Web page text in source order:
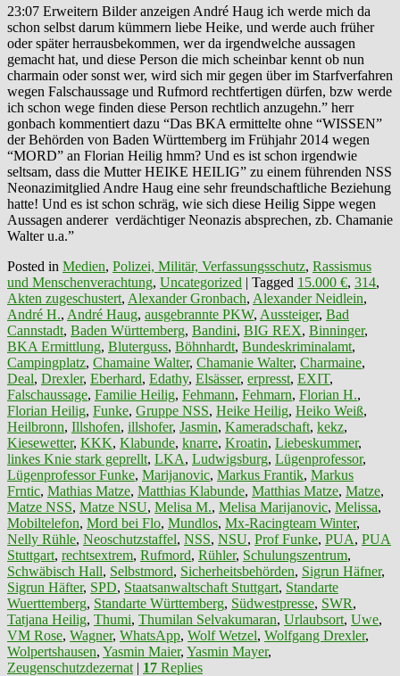
23:07 Erweitern Bilder anzeigen André Haug ich werde mich da
schon selbst darum kümmern liebe Heike, und werde auch früher
oder später herrausbekommen, wer da irgendwelche aussagen
gemacht hat, und diese Person die mich scheinbar kennt ob nun
charmain oder sonst wer, wird sich mir gegen über im Starfverfahren
wegen Falschaussage und Rufmord rechtfertigen dürfen, bzw werde
ich schon wege finden diese Person rechtlich anzugehn.” herr
gonbach kommentiert dazu “Das BKA ermittelte ohne “WISSEN”
der Behörden von Baden Württemberg im Frühjahr 2014 wegen
“MORD” an Florian Heilig hmm? Und es ist schon irgendwie
seltsam, dass die Mutter HEIKE HEILIG” zu einem führenden NSS
Neonazimitglied Andre Haug eine sehr freundschaftliche Beziehung
hatte! Und es ist schon schräg, wie sich diese Heilig Sippe wegen
Aussagen anderer verdächtiger Neonazis absprechen, zb. Chamanie
Walter u.a.”
Posted in Medien, Polizei, Militär, Verfassungsschutz, Rassismus
und Menschenverachtung, Uncategorized | Tagged 15.000 €, 314,
Akten zugeschustert, Alexander Gronbach, Alexander Neidlein,
André H., André Haug, ausgebrannte PKW, Aussteiger, Bad
Cannstadt, Baden Württemberg, Bandini, BIG REX, Binninger,
BKA Ermittlung, Bluterguss, Böhnhardt, Bundeskriminalamt,
Campingplatz, Chamaine Walter, Chamanie Walter, Charmaine,
Deal, Drexler, Eberhard, Edathy, Elsässer, erpresst, EXIT,
Falschaussage, Familie Heilig, Fehmann, Fehmarn, Florian H.,
Florian Heilig, Funke, Gruppe NSS, Heike Heilig, Heiko Weiß,
Heilbronn, Illshofen, illshofer, Jasmin, Kameradschaft, kekz,
Kiesewetter, KKK, Klabunde, knarre, Kroatin, Liebeskummer,
linkes Knie stark geprellt, LKA, Ludwigsburg, Lügenprofessor,
Lügenprofessor Funke, Marijanovic, Markus Frantik, Markus
Frntic, Mathias Matze, Matthias Klabunde, Matthias Matze, Matze,
Matze NSS, Matze NSU, Melisa M., Melisa Marijanovic, Melissa,
Mobiltelefon, Mord bei Flo, Mundlos, Mx-Racingteam Winter,
Nelly Rühle, Neoschutzstaffel, NSS, NSU, Prof Funke, PUA, PUA
Stuttgart, rechtsextrem, Rufmord, Rühler, Schulungszentrum,
Schwäbisch Hall, Selbstmord, Sicherheitsbehörden, Sigrun Häfner,
Sigrun Häfter, SPD, Staatsanwaltschaft Stuttgart, Standarte
Wuerttemberg, Standarte Württemberg, Südwestpresse, SWR,
Tatjana Heilig, Thumi, Thumilan Selvakumaran, Urlaubsort, Uwe,
VM Rose, Wagner, WhatsApp, Wolf Wetzel, Wolfgang Drexler,
Wolpertshausen, Yasmin Maier, Yasmin Mayer,
Zeugenschutzdezernat | 17 Replies